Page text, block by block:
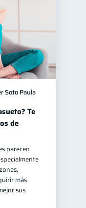
Soto Paula
Te
de
parecen
más
sus